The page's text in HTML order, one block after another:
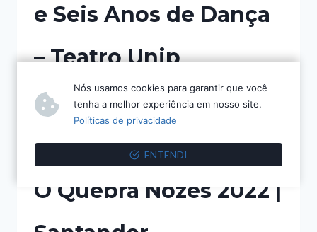
e Seis Anos de Dança
– Teatro Unip
LEIA MAIS
PROGRAMA
–
QUARENTA
ANOS
DANÇA
TEATRO
O Quebra Nozes 2022 |
Nós usamos cookies para garantir que você
tenha a melhor experiência em nosso site.
Políticas de privacidade
ENTENDI